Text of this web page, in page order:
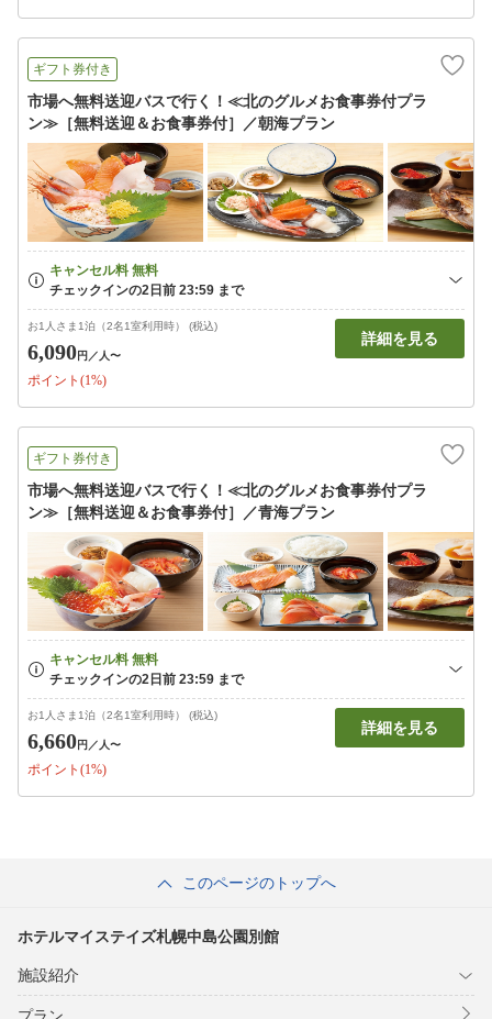
ギフト券付き
市場へ無料送迎バスで行く！≪北のグルメお食事券付プラ
ン≫［無料送迎＆お食事券付］／朝海プラン
お1人さま1泊（2名1室利用時） (税込)
6,090円 ／人〜
ポイント(1%)
詳細を見る
ギフト券付き
市場へ無料送迎バスで行く！≪北のグルメお食事券付プラ
ン≫［無料送迎＆お食事券付］／青海プラン
お1人さま1泊（2名1室利用時） (税込)
6,660円 ／人〜
ポイント(1%)
詳細を見る
このページのトップへ
ホテルマイステイズ札幌中島公園別館
施設紹介